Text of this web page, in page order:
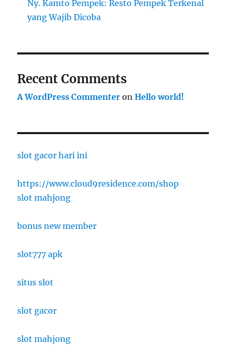
Ny. Kamto Pempek: Resto Pempek Terkenal
yang Wajib Dicoba
Recent Comments
A WordPress Commenter onHello world!
slot gacor hari ini
https://www.cloud9residence.com/shop
slot mahjong
bonus new member
slot777 apk
situs slot
slot gacor
slot mahjong